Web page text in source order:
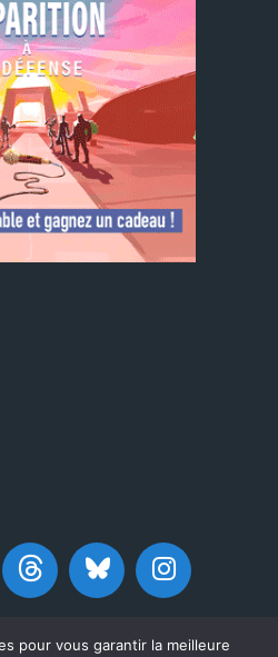
pour vous garantir la meilleure